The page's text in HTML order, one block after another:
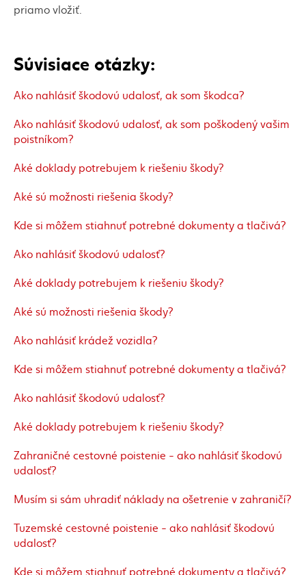
Súvisiace otázky:
Ako nahlásiť škodovú udalosť, ak som škodca?
Ako nahlásiť škodovú udalosť, ak som poškodený vašim
poistníkom?
Aké doklady potrebujem k riešeniu škody?
Aké sú možnosti riešenia škody?
Kde si môžem stiahnuť potrebné dokumenty a tlačivá?
Ako nahlásiť škodovú udalosť?
Aké doklady potrebujem k riešeniu škody?
Aké sú možnosti riešenia škody?
Ako nahlásiť krádež vozidla?
Kde si môžem stiahnuť potrebné dokumenty a tlačivá?
Ako nahlásiť škodovú udalosť?
Aké doklady potrebujem k riešeniu škody?
Zahraničné cestovné poistenie - ako nahlásiť škodovú
udalosť?
Musím si sám uhradiť náklady na ošetrenie v zahraničí?
Tuzemské cestovné poistenie - ako nahlásiť škodovú
udalosť?
Kde si môžem stiahnuť potrebné dokumenty a tlačivá?
priamo vložiť.